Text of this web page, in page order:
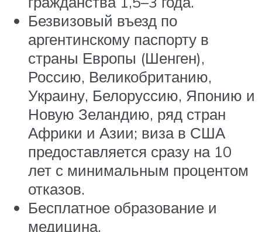
Безвизовый въезд по
аргентинскому паспорту в
страны Европы (Шенген),
Россию, Великобританию,
Украину, Белоруссию, Японию и
Новую Зеландию, ряд стран
Африки и Азии; виза в США
предоставляется сразу на 10
лет с минимальным процентом
отказов.
Бесплатное образование и
медицина.